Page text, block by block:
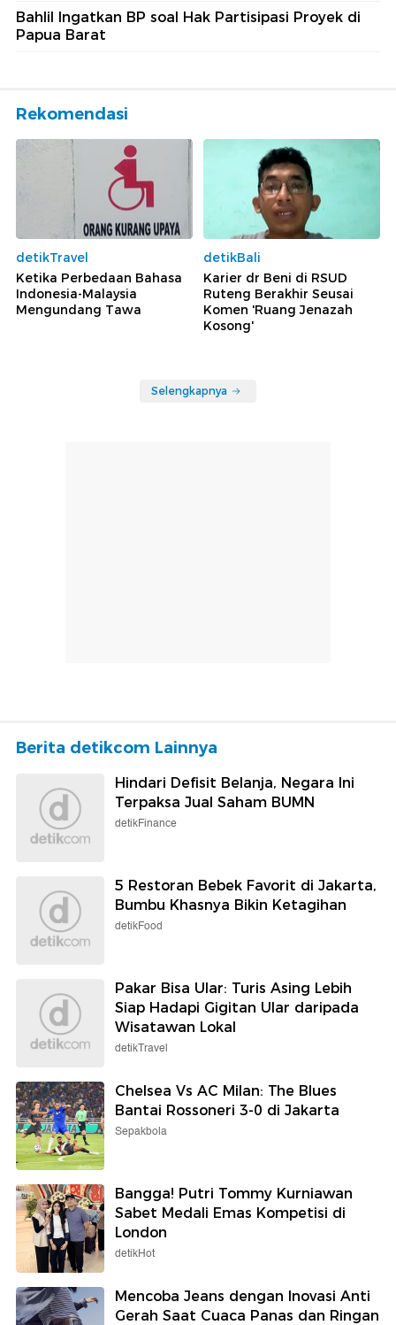
Bahlil Ingatkan BP soal Hak Partisipasi Proyek di
Papua Barat
Rekomendasi
detikTravel
Ketika Perbedaan Bahasa
Indonesia-Malaysia
Mengundang Tawa
detikBali
Karier dr Beni di RSUD
Ruteng Berakhir Seusai
Komen 'Ruang Jenazah
Kosong'
Selengkapnya
Berita detikcom Lainnya
Hindari Defisit Belanja, Negara Ini
Terpaksa Jual Saham BUMN
detikFinance
5 Restoran Bebek Favorit di Jakarta,
Bumbu Khasnya Bikin Ketagihan
detikFood
Pakar Bisa Ular: Turis Asing Lebih
Siap Hadapi Gigitan Ular daripada
Wisatawan Lokal
detikTravel
Chelsea Vs AC Milan: The Blues
Bantai Rossoneri 3-0 di Jakarta
Sepakbola
Bangga! Putri Tommy Kurniawan
Sabet Medali Emas Kompetisi di
London
detikHot
Mencoba Jeans dengan Inovasi Anti
Gerah Saat Cuaca Panas dan Ringan